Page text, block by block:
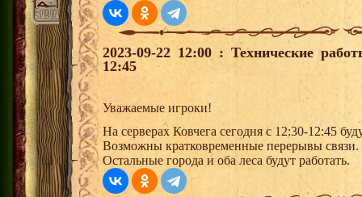
2023-09-22 12:00 : Технические
12:45
Уважаемые игроки!
На серверах Ковчега сегодня с 12:30-12:45
Возможны кратковременные перерывы связи.
Остальные города и оба леса будут работать.